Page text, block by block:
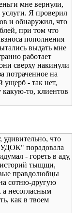
мне вернули,
Я проверил
и обнаружил, что
при том что
пополнения
выдать мне
работает
сверху накинули
потраченное на
ущерб - так нет,
какую-то, клиентов
удивительно, что
порадовала
- гореть в аду,
тыщщи,
правдолюбцы
сотню-другую
несогласным
как в твоем